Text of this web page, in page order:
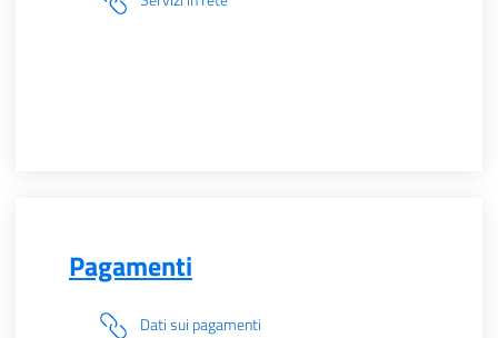
Pagamenti
Dati sui pagamenti